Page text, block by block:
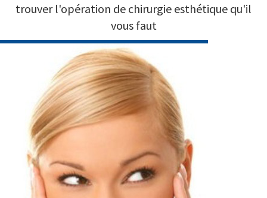
trouver l'opération de chirurgie esthétique qu'il
vous faut